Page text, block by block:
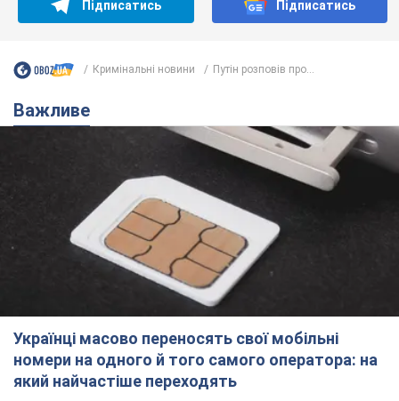
Українці масово переносять свої мобільні
номери на одного й того самого оператора: на
який найчастіше переходять
Мобільні тарифи досягли критичної межі
65,8 т.
Українців планують виселяти з
квартир: "слуга народу" розповіла,
хто ухвалюватиме рішення про
знесення будинків
Чому хочуть зносити оселі українців